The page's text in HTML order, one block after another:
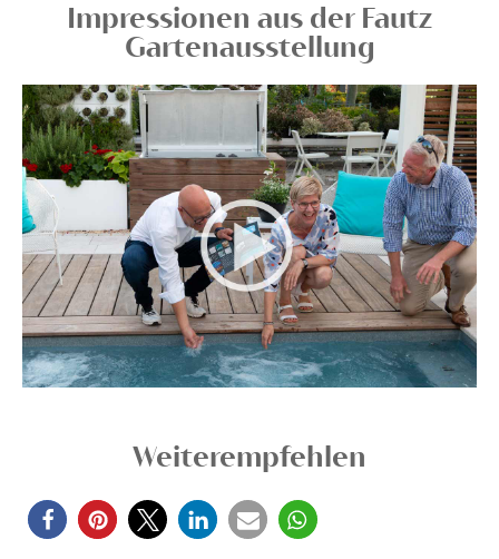
Impressionen aus der Fautz
Gartenausstellung
Weiterempfehlen